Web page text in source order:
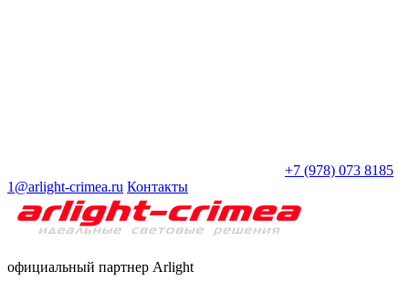
+7 (978) 073 8185
1@arlight-crimea.ru Контакты
официальный партнер Arlight